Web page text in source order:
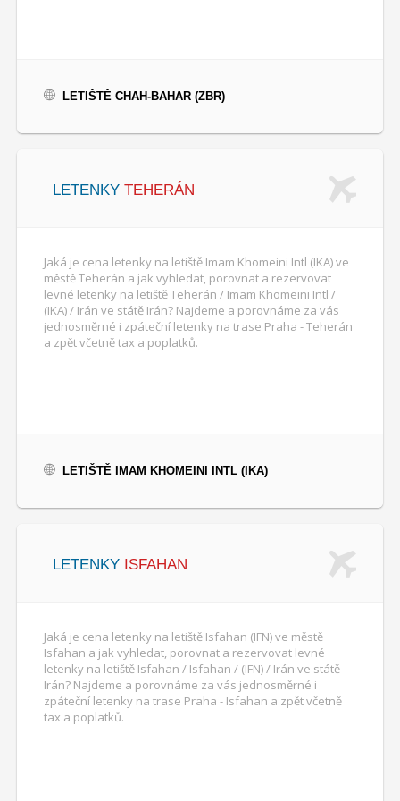
LETIŠTĚ CHAH-BAHAR (ZBR)
LETENKY TEHERÁN
Jaká je cena letenky na letiště Imam Khomeini Intl (IKA) ve
městě Teherán a jak vyhledat, porovnat a rezervovat
levné letenky na letiště Teherán / Imam Khomeini Intl /
(IKA) / Irán ve státě Irán? Najdeme a porovnáme za vás
jednosměrné i zpáteční letenky na trase Praha - Teherán
a zpět včetně tax a poplatků.
LETIŠTĚ IMAM KHOMEINI INTL (IKA)
LETENKY ISFAHAN
Jaká je cena letenky na letiště Isfahan (IFN) ve městě
Isfahan a jak vyhledat, porovnat a rezervovat levné
letenky na letiště Isfahan / Isfahan / (IFN) / Irán ve státě
Irán? Najdeme a porovnáme za vás jednosměrné i
zpáteční letenky na trase Praha - Isfahan a zpět včetně
tax a poplatků.